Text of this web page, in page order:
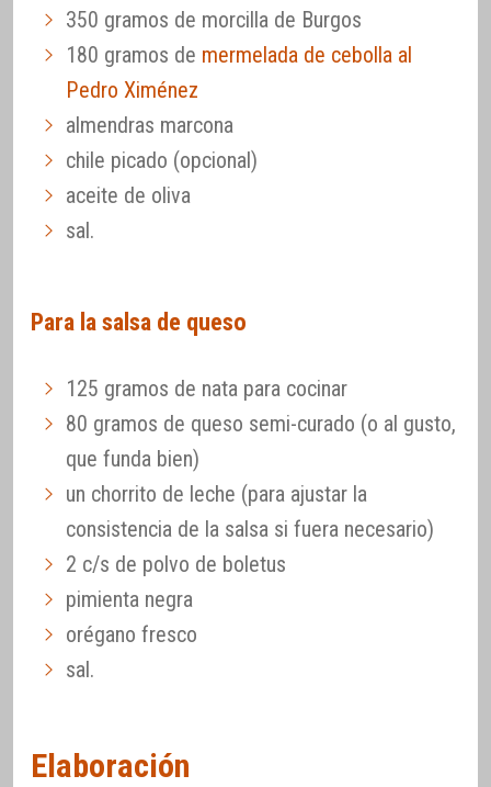
350 gramos de morcilla de Burgos
180 gramos de mermelada de cebolla al
Pedro Ximénez
almendras marcona
chile picado (opcional)
aceite de oliva
sal.
Para la salsa de queso
125 gramos de nata para cocinar
80 gramos de queso semi-curado (o al gusto,
que funda bien)
un chorrito de leche (para ajustar la
consistencia de la salsa si fuera necesario)
2 c/s de polvo de boletus
pimienta negra
orégano fresco
sal.
Elaboración